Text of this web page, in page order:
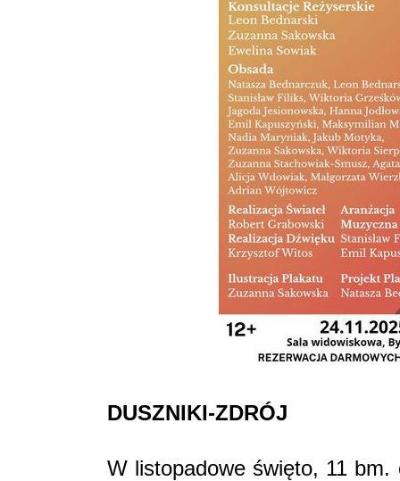
DUSZNIKI-ZDRÓJ
W listopadowe święto, 11